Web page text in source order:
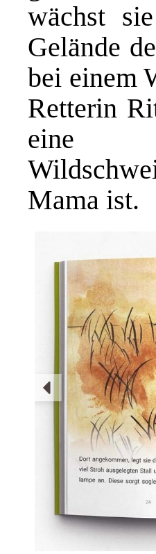
wächst
Gelände
bei einem
Retterin
eine
Mama ist.